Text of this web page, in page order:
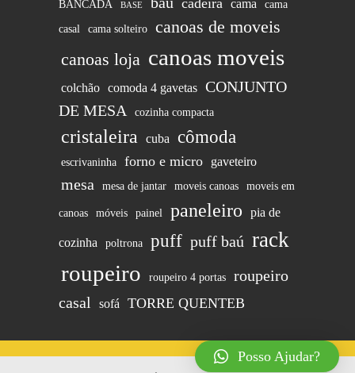
BANCADA
BASE cama cama
casal cama solteiro
canoas de moveis
canoas loja canoas moveis
colchão comoda 4 gavetas CONJUNTO
DE MESA
cozinha compacta
cristaleira cuba cômoda
escrivaninha forno e micro gaveteiro
mesa mesa de jantar moveis canoas moveis em
canoas móveis painel paneleiro pia de
cozinha poltrona puff puff baú rack
roupeiro roupeiro 4 portas
roupeiro
casal
sofá TORRE QUENTEB
Posso Ajudar?